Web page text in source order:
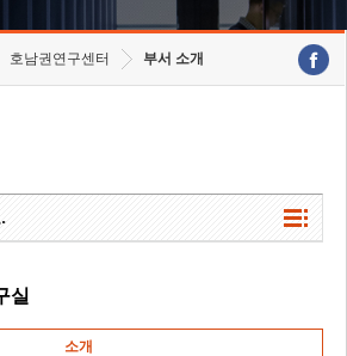
호남권연구센터 부서 소개
실
소개